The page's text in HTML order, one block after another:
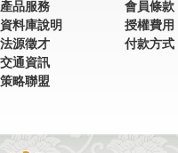
產品服務
資料庫說明
法源徵才
交通資訊
策略聯盟
會員條款
授權費用
付款方式